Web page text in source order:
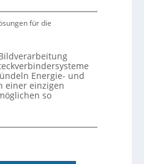
für die
Energie- und
einer einzigen
so